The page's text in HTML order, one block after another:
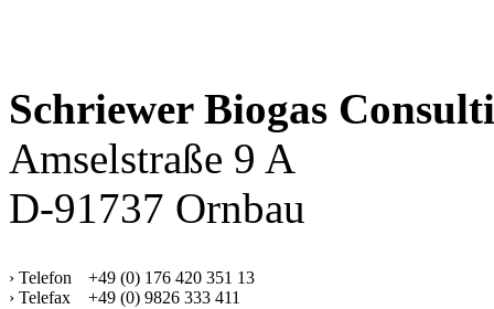
Schriewer Biogas
Amselstraße 9 A
D-91737 Ornbau
› Telefon
› Telefax
+49 (0) 176 420 351 13
+49 (0) 9826 333 411